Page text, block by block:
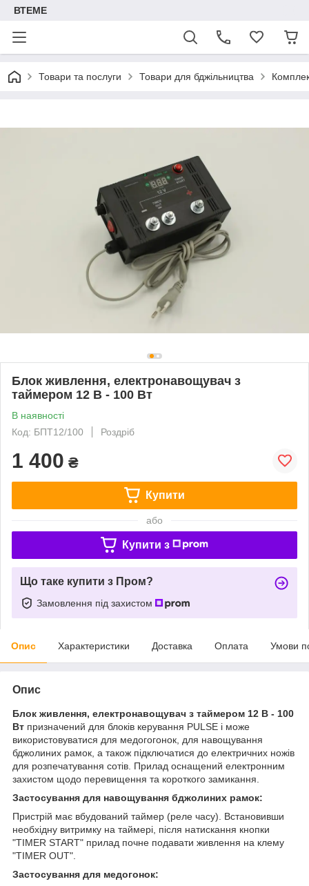
ВТЕМЕ
Товари та послуги Товари для бджільництва
Блок живлення, електронавощувач з
таймером 12 В - 100 Вт
В наявності
Код: БПТ12/100
Роздріб
1 400 ₴
Купити
або
Купити з
Що таке купити з Пром?
Замовлення під захистом
Опис Характеристики Доставка Оплата Умови
Опис
Блок живлення, електронавощувач з таймером 12 В - 100
Вт призначений для блоків керування PULSE і може
використовуватися для медогогонок, для навощування
бджолиних рамок, а також підключатися до електричних ножів
для розпечатування сотів. Прилад оснащений електронним
захистом щодо перевищення та короткого замикання.
Застосування для навощування бджолиних рамок:
Пристрій має вбудований таймер (реле часу). Встановивши
необхідну витримку на таймері, після натискання кнопки
"TIMER START" прилад почне подавати живлення на клему
"TIMER OUT".
Застосування для медогонок: